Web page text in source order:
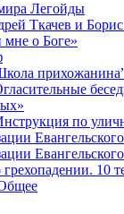
Легойды
Ткачев и
мне о Боге»
по
10